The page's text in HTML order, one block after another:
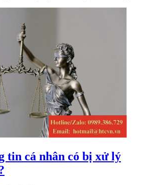
tin cá nhân có bị xử lý